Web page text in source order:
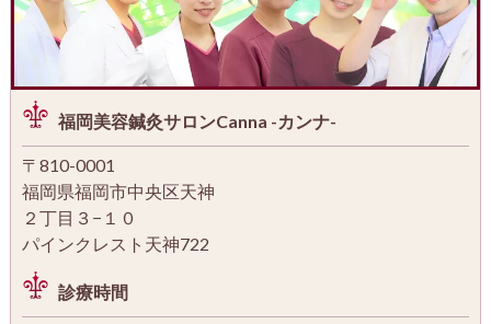
福岡美容鍼灸サロンCanna -カンナ-
〒810-0001
福岡県福岡市中央区天神
２丁目３−１０
パインクレスト天神722
診療時間